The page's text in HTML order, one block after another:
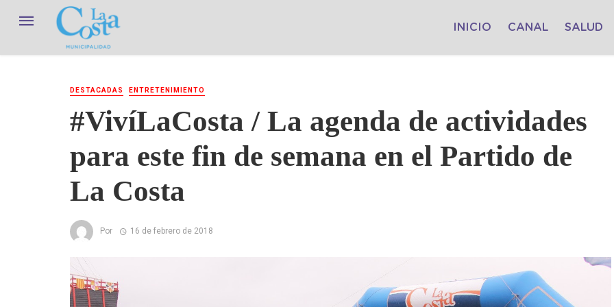
INICIO CANAL SALUD
DESTACADAS ENTRETENIMIENTO
#VivíLaCosta / La agenda de actividades
para este fin de semana en el Partido de
La Costa
Por 16 de febrero de 2018